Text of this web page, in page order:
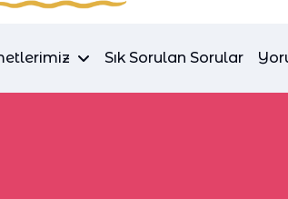
Sık Sorulan Sorular